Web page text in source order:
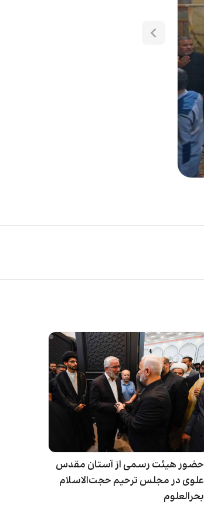
حضور هیئت رسمی از آستان مقدس
علوی در مجلس ترحیم حجت‌الاسلام
بحرالعلوم